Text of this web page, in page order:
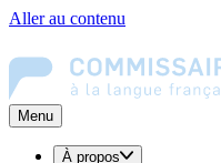
Aller au contenu
Menu
À propos